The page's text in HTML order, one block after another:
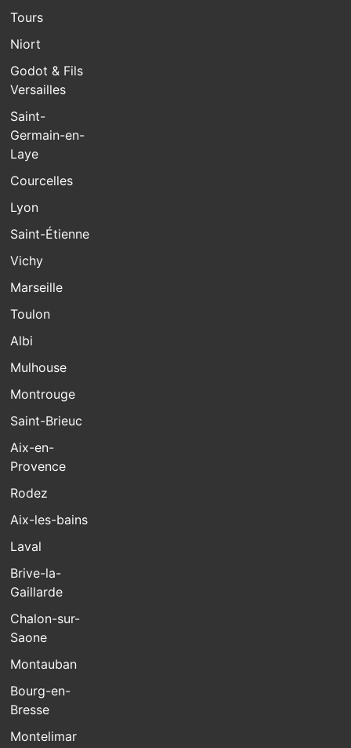
Tours
Niort
Godot & Fils
Versailles
Saint-
Germain-en-
Laye
Courcelles
Lyon
Saint-Étienne
Vichy
Marseille
Toulon
Albi
Mulhouse
Montrouge
Saint-Brieuc
Aix-en-
Provence
Rodez
Aix-les-bains
Laval
Brive-la-
Gaillarde
Chalon-sur-
Saone
Montauban
Bourg-en-
Bresse
Montelimar